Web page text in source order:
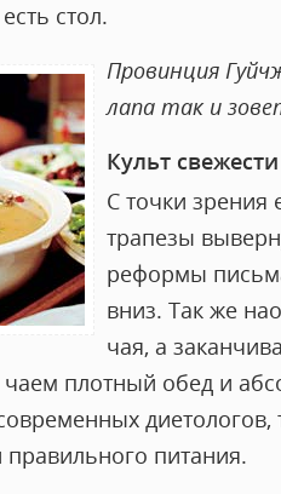
стол.
Провинция
лапа так и
Культ свежести
С точки зрения
трапезы
реформы
вниз. Так же
чая, а
плотный обед и
питания.